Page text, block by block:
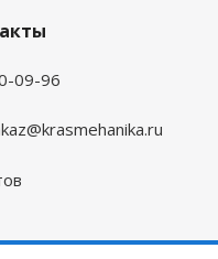
09-96